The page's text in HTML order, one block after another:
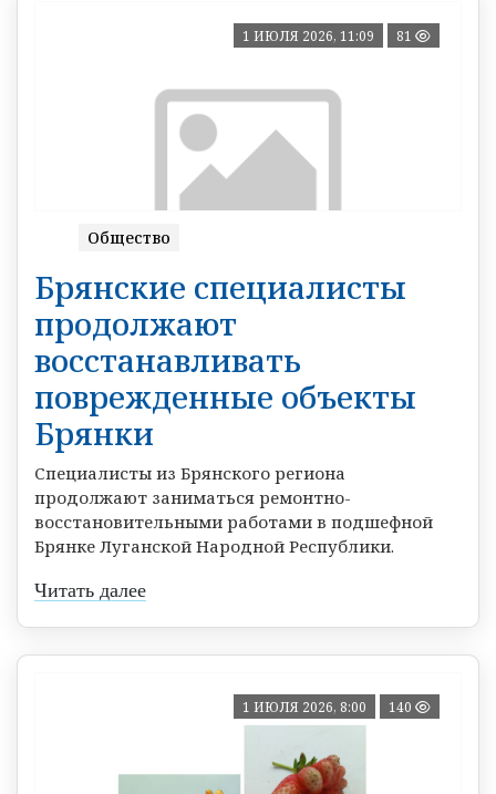
1 ИЮЛЯ 2026, 11:09 81
Общество
Брянские специалисты
продолжают
восстанавливать
поврежденные объекты
Брянки
Специалисты из Брянского региона
продолжают заниматься ремонтно-
восстановительными работами в подшефной
Брянке Луганской Народной Республики.
Читать далее
1 ИЮЛЯ 2026, 8:00 140